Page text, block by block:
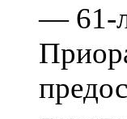
— 61-